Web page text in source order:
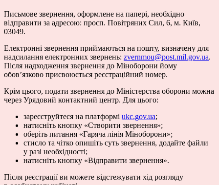
Письмове звернення, оформлене на папері, необхідно
відправити за адресою: просп. Повітряних Сил, 6, м. Київ,
03049.
Електронні звернення приймаються на пошту, визначену для
надсилання електронних звернень: zvernmou@post.mil.gov.ua.
Після надходження звернення до Міноборони йому
обов’язково присвоюється реєстраційний номер.
Крім цього, подати звернення до Міністерства оборони можна
через Урядовий контактний центр. Для цього:
зареєструйтеся на платформі ukc.gov.ua;
натисніть кнопку «Створити звернення»;
оберіть питання «Гаряча лінія Міноборони»;
стисло та чітко опишіть суть звернення, додайте файли
у разі необхідності;
натисніть кнопку «Відправити звернення».
Після реєстрації ви можете відстежувати хід розгляду